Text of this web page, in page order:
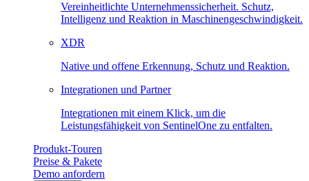
Vereinheitlichte Unternehmenssicherheit. Schutz,
Intelligenz und Reaktion in Maschinen­geschwindigkeit.
XDR
Native und offene Erkennung, Schutz und Reaktion.
Integrationen und Partner
Integrationen mit einem Klick, um die
Leistungsfähigkeit von SentinelOne zu entfalten.
Produkt-Touren
Preise & Pakete
Demo anfordern